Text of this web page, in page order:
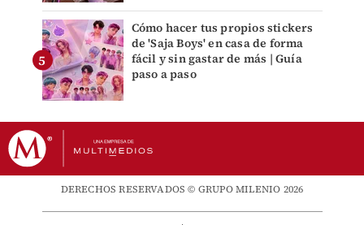
Cómo hacer tus propios stickers
de 'Saja Boys' en casa de forma
fácil y sin gastar de más | Guía
paso a paso
DERECHOS RESERVADOS © GRUPO MILENIO 2026